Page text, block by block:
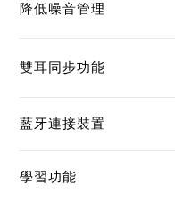
降低噪音管理
雙耳同步功能
藍牙連接裝置
學習功能